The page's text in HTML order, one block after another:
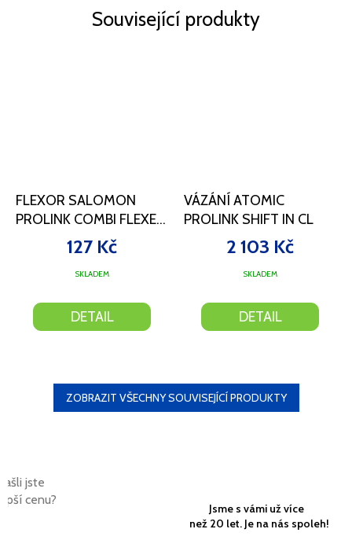
jste
cenu?
Jsme s vámi už více
než 20 let. Je na nás spoleh!
Související produkty
FLEXOR SALOMON
PROLINK COMBI FLEXE
100 ROLLER SKI
SKLADEM
127 Kč
DETAIL
VÁZÁNÍ ATOMIC
PROLINK SHIFT IN CL
SKLADEM
2 103 Kč
DETAIL
ZOBRAZIT VŠECHNY SOUVISEJÍCÍ PRODUKTY